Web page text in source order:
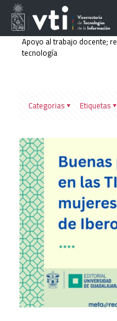
Apoyo al trabajo docente;
tecnología
Categorias Etiquetas